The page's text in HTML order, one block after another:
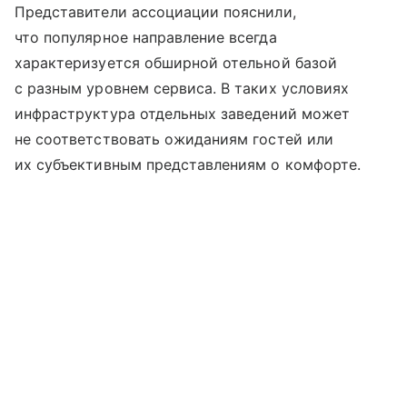
Представители ассоциации пояснили,
что популярное направление всегда
характеризуется обширной отельной базой
с разным уровнем сервиса. В таких условиях
инфраструктура отдельных заведений может
не соответствовать ожиданиям гостей или
их субъективным представлениям о комфорте.